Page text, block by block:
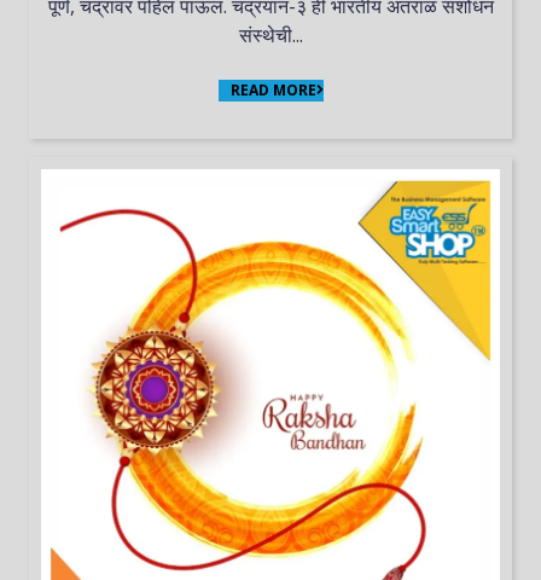
पूर्ण, चंद्रावर पहिलं पाऊल. चंद्रयान-३ ही भारतीय अंतराळ संशोधन
संस्थेची...
READ MORE